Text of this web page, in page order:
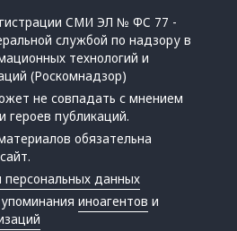
СМИ ЭЛ № ФС 77 -
службой по надзору в
технологий и
(Роскомнадзор)
не совпадать с мнением
героев публикаций.
обязательна
персональных данных
иноагентов и